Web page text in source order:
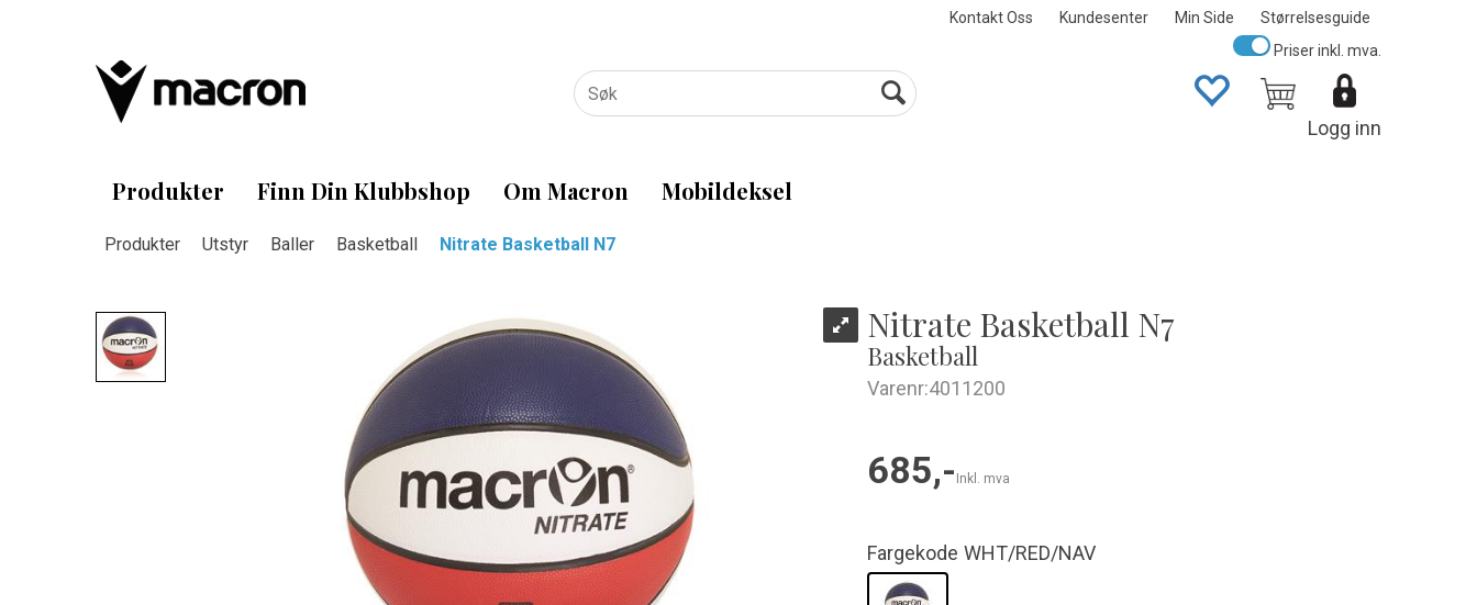
Kontakt Oss Kundesenter Min Side Størrelsesguide
Logg inn
Priser inkl. mva.
Produkter Finn Din Klubbshop Om Macron Mobildeksel
Produkter Utstyr Baller Basketball Nitrate Basketball N7
Nitrate Basketball N7
Basketball
Varenr:4011200
685,- Inkl. mva
Fargekode WHT/RED/NAV